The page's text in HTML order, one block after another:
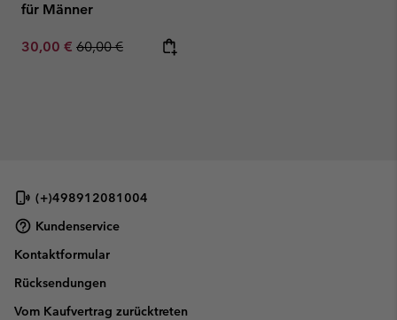
für Männer
Sale price:
30,00 € Regular price:
60,00 €
(+)498912081004
Kundenservice
Kontaktformular
Rücksendungen
Vom Kaufvertrag zurücktreten